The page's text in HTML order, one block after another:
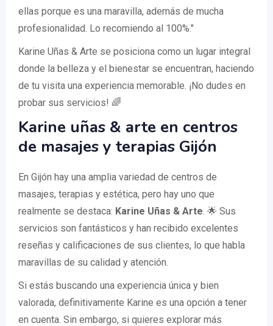
ellas porque es una maravilla, además de mucha
profesionalidad. Lo recomiendo al 100%."
Karine Uñas & Arte se posiciona como un lugar integral
donde la belleza y el bienestar se encuentran, haciendo
de tu visita una experiencia memorable. ¡No dudes en
probar sus servicios! 🌈
Karine uñas & arte en centros
de masajes y terapias Gijón
En Gijón hay una amplia variedad de centros de
masajes, terapias y estética, pero hay uno que
realmente se destaca: Karine Uñas & Arte. 🌟 Sus
servicios son fantásticos y han recibido excelentes
reseñas y calificaciones de sus clientes, lo que habla
maravillas de su calidad y atención.
Si estás buscando una experiencia única y bien
valorada, definitivamente Karine es una opción a tener
en cuenta. Sin embargo, si quieres explorar más